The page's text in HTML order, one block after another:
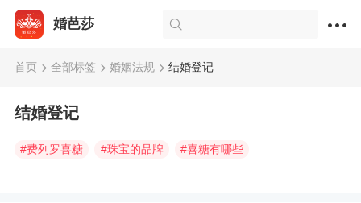
婚芭莎
首页 全部标签 婚姻法规 结婚登记
结婚登记
#费列罗喜糖 #珠宝的品牌 #喜糖有哪些